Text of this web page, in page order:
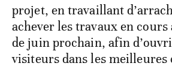
projet, en travaillant
achever les travaux en
de juin prochain, afin
visiteurs dans les meilleures